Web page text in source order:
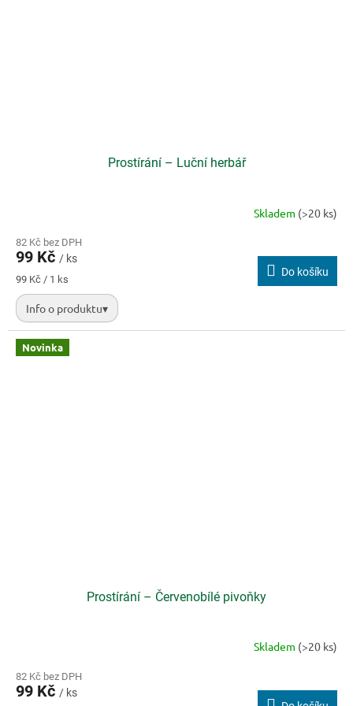
Prostírání – Luční herbář
Skladem (>20 ks)
82 Kč bez DPH
99 Kč / ks
Měrná
cena:
99 Kč / 1 ks
Do košíku
Info o produktu▾
Plastové prostírání s motivem lučního herbáře v rozměru 43 x 30
Novinka
Prostírání – Červenobílé pivoňky
Skladem (>20 ks)
82 Kč bez DPH
99 Kč / ks